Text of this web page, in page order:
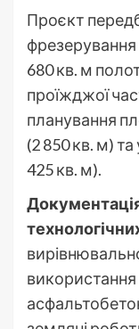
Проєкт
680 кв. м
проїжджої
планування
(2 850 кв. м) та
425 кв. м).
Документація
використання